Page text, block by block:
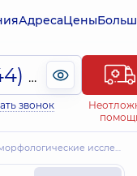
АдресаЦены
(044) 495-2-888
звонок
исследования IV категории сложности